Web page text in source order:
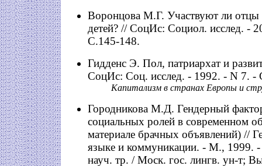
Воронцова М.Г. Участвуют ли отцы
детей? // СоцИс: Социол. исслед. -
С.145-148.
Гидденс Э. Пол, патриархат и
СоцИс: Соц. исслед. - 1992. - N 7. -
Капитализм в странах Европы и
Городникова М.Д. Гендерный
социальных ролей в современном
материале брачных объявлений) //
языке и коммуникации. - М., 1999.
науч. тр. / Моск. гос. лингв. ун-т;